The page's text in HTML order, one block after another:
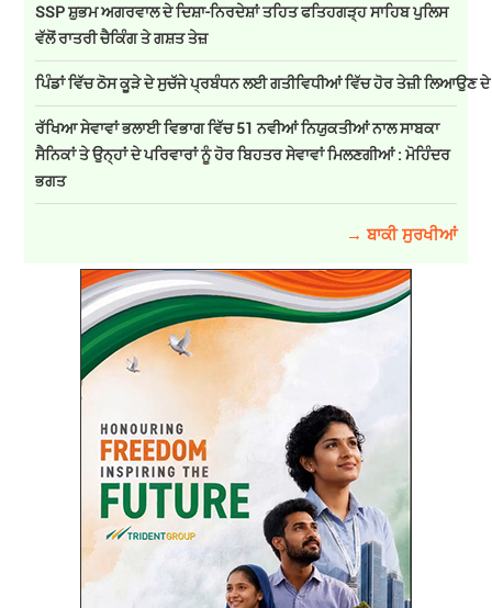
SSP ਸ਼ੁਭਮ ਅਗਰਵਾਲ ਦੇ ਦਿਸ਼ਾ-ਨਿਰਦੇਸ਼ਾਂ ਤਹਿਤ ਫਤਿਹਗੜ੍ਹ ਸਾਹਿਬ ਪੁਲਿਸ
ਵੱਲੋਂ ਰਾਤਰੀ ਚੈਕਿੰਗ ਤੇ ਗਸ਼ਤ ਤੇਜ਼
ਪਿੰਡਾਂ ਵਿੱਚ ਠੋਸ ਕੂੜੇ ਦੇ ਸੁਚੱਜੇ ਪ੍ਰਬੰਧਨ ਲਈ ਗਤੀਵਿਧੀਆਂ ਵਿੱਚ ਹੋਰ ਤੇਜ਼ੀ ਲਿਆਉਣ
ਰੱਖਿਆ ਸੇਵਾਵਾਂ ਭਲਾਈ ਵਿਭਾਗ ਵਿੱਚ 51 ਨਵੀਆਂ ਨਿਯੁਕਤੀਆਂ ਨਾਲ ਸਾਬਕਾ
ਸੈਨਿਕਾਂ ਤੇ ਉਨ੍ਹਾਂ ਦੇ ਪਰਿਵਾਰਾਂ ਨੂੰ ਹੋਰ ਬਿਹਤਰ ਸੇਵਾਵਾਂ ਮਿਲਣਗੀਆਂ : ਮੋਹਿੰਦਰ
ਭਗਤ
→ ਬਾਕੀ ਸੁਰਖੀਆਂ